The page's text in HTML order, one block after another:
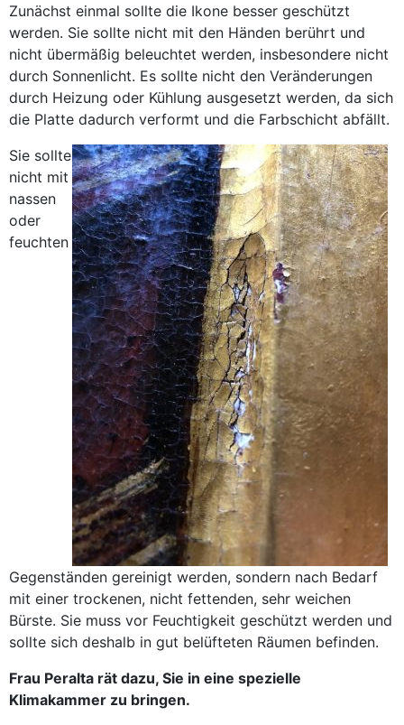
Zunächst einmal sollte die Ikone besser geschützt
werden. Sie sollte nicht mit den Händen berührt und
nicht übermäßig beleuchtet werden, insbesondere nicht
durch Sonnenlicht. Es sollte nicht den Veränderungen
durch Heizung oder Kühlung ausgesetzt werden, da sich
die Platte dadurch verformt und die Farbschicht abfällt.
Sie sollte
nicht mit
nassen
oder
feuchten
Gegenständen gereinigt werden, sondern nach Bedarf
mit einer trockenen, nicht fettenden, sehr weichen
Bürste. Sie muss vor Feuchtigkeit geschützt werden und
sollte sich deshalb in gut belüfteten Räumen befinden.
Frau Peralta rät dazu, Sie in eine spezielle
Klimakammer zu bringen.